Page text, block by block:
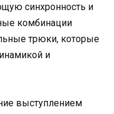
синхронность и
комбинации
трюки, которые
и
выступлением